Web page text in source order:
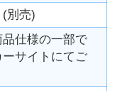
(別売)
仕様の一部で
サイトにてご